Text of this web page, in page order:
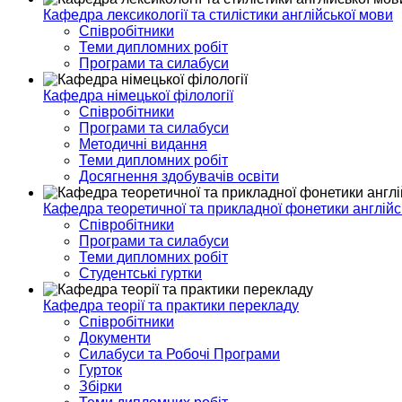
Кафедра лексикології та стилістики англійської мови
Співробітники
Теми дипломних робіт
Програми та силабуси
Кафедра німецької філології
Співробітники
Програми та силабуси
Методичні видання
Теми дипломних робіт
Досягнення здобувачів освіти
Кафедра теоретичної та прикладної фонетики
Співробітники
Програми та силабуси
Теми дипломних робіт
Студентські гуртки
Кафедра теорії та практики перекладу
Співробітники
Документи
Силабуси та Робочі Програми
Гурток
Збірки